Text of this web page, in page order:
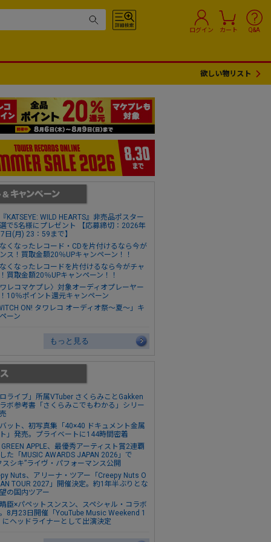
ログイン カート Q&A
欲しい物リスト
KATSEYE: WILD HEARTS』非売品ポスター
で5名様にプレゼント 【応募締切：2026年
日(月) 23：59まで】
くなったレコード・CDを片付けるなら今が
ス！買取金額20％UPキャンペーン！！
くなったレコードを片付けるなら今がチャ
買取金額20％UPキャンペーン！！
ワレコマケプレ〉対象オーディオプレーヤー
10％ポイント還元キャンペーン
ON! タワレコ オーディオ祭～夏～」キ
ーン
もっと見る
ロライブ」所属VTuber さくらみことGakken
ボ参考書「さくらみこでもわかる」シリー
ット、初写真集「40×40 ドキュメント金属
」発売。プライベートに144時間密着
APPLE、最優秀アーティスト賞2連覇
た「MUSIC AWARDS JAPAN 2026」で
スシキ”ライヴ・パフォーマンス公開
Nuts、アリーナ・ツアー「Creepy Nuts O
TOUR 2027」開催決定。約1年半ぶりとな
の国内ツアー
臣×パペットスンスン、スペシャル・コラボ
8月23日開催「YouTube Music Weekend 1
にヘッドライナーとして出演決定